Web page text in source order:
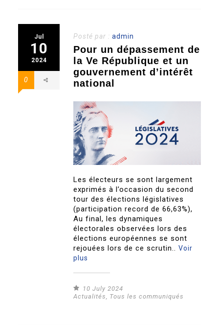
Jul
10
2024
0
Posté par :admin
Pour un dépassement de
la Ve République et un
gouvernement d’intérêt
national
Les électeurs se sont largement
exprimés à l’occasion du second
tour des élections législatives
(participation record de 66,63%),
Au final, les dynamiques
électorales observées lors des
élections européennes se sont
rejouées lors de ce scrutin..Voir
plus
10 July 2024
Actualités, Tous les communiqués